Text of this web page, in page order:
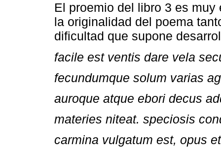
El proemio del libro 3 es
la originalidad del poema
dificultad que supone
facile est ventis dare vela
fecundumque solum varias
auroque atque ebori decus
materies niteat. speciosis
carmina vulgatum est, opus